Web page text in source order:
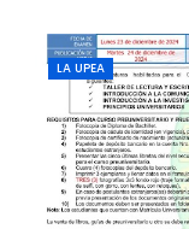
LA UPEA